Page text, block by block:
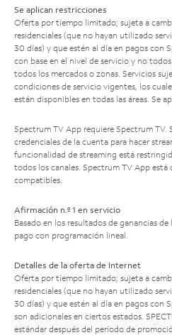
Se aplican restricciones
Oferta por tiempo limitado; sujeta a
residenciales (que no hayan utilizado
30 días) y que estén al día en pagos con
con base en el nivel de servicio y no
todos los mercados o zonas. Servicios
condiciones de servicio vigentes, los
están disponibles en todas las áreas. Se
Spectrum TV App requiere Spectrum TV.
credenciales de la cuenta para hacer
funcionalidad de streaming está
todos los canales. Spectrum TV App
compatibles.
Afirmación n.º 1 en servicio
Basado en los resultados de ganancias
pago con programación lineal.
Detalles de la oferta de Internet
Oferta por tiempo limitado; sujeta a
residenciales (que no hayan utilizado
30 días) y que estén al día en pagos con
son adicionales en ciertos estados.
estándar después del período de